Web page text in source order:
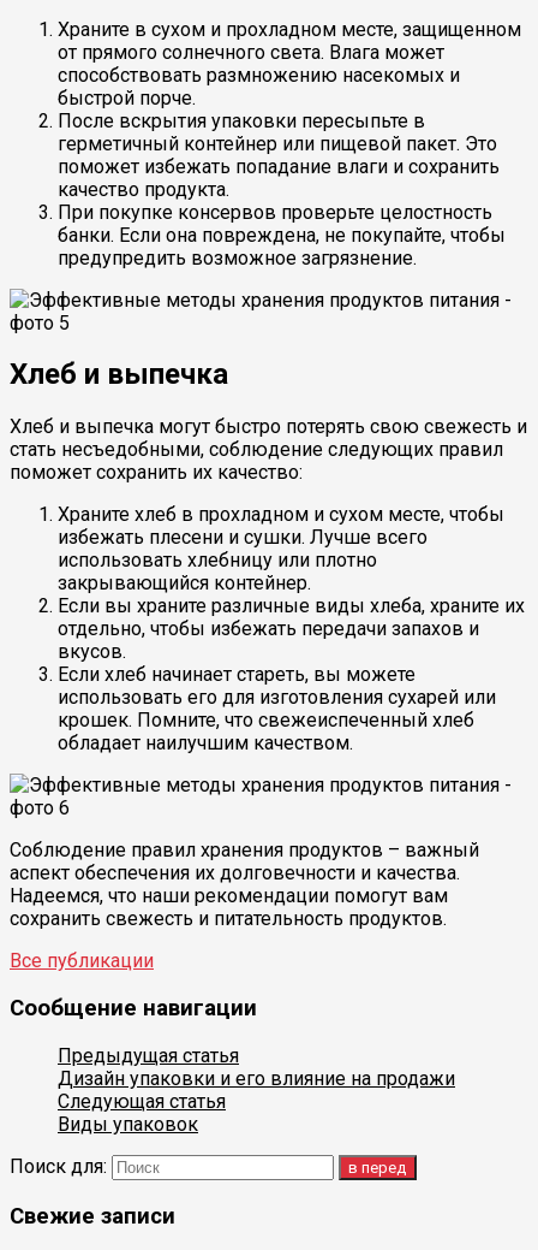
Храните в сухом и прохладном месте, защищенном
от прямого солнечного света. Влага может
способствовать размножению насекомых и
быстрой порче.
После вскрытия упаковки пересыпьте в
герметичный контейнер или пищевой пакет. Это
поможет избежать попадание влаги и сохранить
качество продукта.
При покупке консервов проверьте целостность
банки. Если она повреждена, не покупайте, чтобы
предупредить возможное загрязнение.
Хлеб и выпечка
Хлеб и выпечка могут быстро потерять свою свежесть и
стать несъедобными, соблюдение следующих правил
поможет сохранить их качество:
Храните хлеб в прохладном и сухом месте, чтобы
избежать плесени и сушки. Лучше всего
использовать хлебницу или плотно
закрывающийся контейнер.
Если вы храните различные виды хлеба, храните их
отдельно, чтобы избежать передачи запахов и
вкусов.
Если хлеб начинает стареть, вы можете
использовать его для изготовления сухарей или
крошек. Помните, что свежеиспеченный хлеб
обладает наилучшим качеством.
Соблюдение правил хранения продуктов – важный
аспект обеспечения их долговечности и качества.
Надеемся, что наши рекомендации помогут вам
сохранить свежесть и питательность продуктов.
Все публикации
Сообщение навигации
Предыдущая статья
Дизайн упаковки и его влияние на продажи
Следующая статья
Виды упаковок
Поиск для:
Свежие записи